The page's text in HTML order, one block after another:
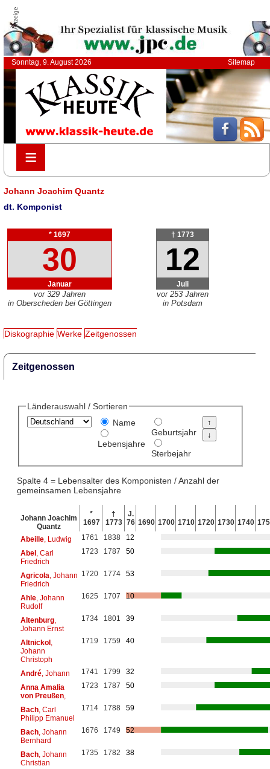
Anzeige
Sonntag, 9. August 2026 Sitemap
≡
≡
Johann Joachim Quantz
dt. Komponist
* 1697
30
Januar
vor 329 Jahren
in Oberscheden bei Göttingen
† 1773
12
Juli
vor 253 Jahren
in Potsdam
Diskographie Werke Zeitgenossen
Zeitgenossen
Länderauswahl / Sortieren
Name
Lebensjahre
Geburtsjahr
Sterbejahr
Spalte 4 = Lebensalter des Komponisten / Anzahl der
gemeinsamen Lebensjahre
Johann Joachim
Quantz
*
1697
†
1773
J.
76 1690 1700 1710 1720 1730 1740
Abeille, Ludwig 1761 1838
12
Abel, Carl
Friedrich
1723 1787 50
Agricola , Johann
Friedrich
1720 1774 53
Ahle, Johann
Rudolf
1625 1707 10
Altenburg,
Johann Ernst
1734 1801 39
Altnickol,
Johann
Christoph
1719 1759 40
André, Johann 1741 1799
32
Anna Amalia
von Preußen,
1723 1787 50
Bach, Carl
Philipp Emanuel
1714 1788 59
Bach, Johann
Bernhard
1676 1749 52
Bach, Johann
Christian
1735 1782 38